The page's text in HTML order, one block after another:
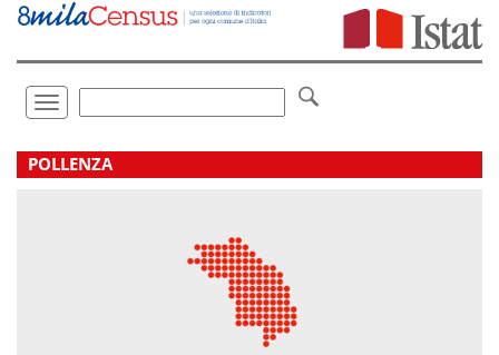
Vai
direttamente
Toggle
navigation
.
POLLENZA